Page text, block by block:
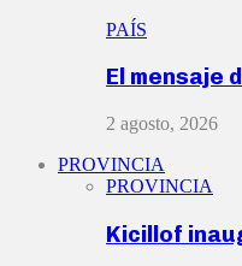
PAÍS
El mensaje
2 agosto, 2026
PROVINCIA
PROVINCIA
Kicillof